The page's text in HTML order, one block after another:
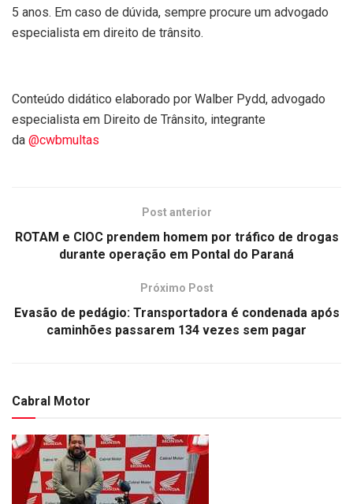
5 anos. Em caso de dúvida, sempre procure um advogado
especialista em direito de trânsito.
Conteúdo didático elaborado por Walber Pydd, advogado
especialista em Direito de Trânsito, integrante
da @cwbmultas
Post anterior
ROTAM e CIOC prendem homem por tráfico de drogas
durante operação em Pontal do Paraná
Próximo Post
Evasão de pedágio: Transportadora é condenada após
caminhões passarem 134 vezes sem pagar
Cabral Motor